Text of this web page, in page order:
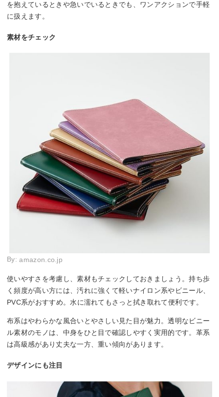
を抱えているときや急いでいるときでも、ワンアクションで手軽
に扱えます。
素材をチェック
By:amazon.co.jp
使いやすさを考慮し、素材もチェックしておきましょう。持ち歩
く頻度が高い方には、汚れに強くて軽いナイロン系やビニール、
PVC系がおすすめ。水に濡れてもさっと拭き取れて便利です。
布系はやわらかな風合いとやさしい見た目が魅力。透明なビニー
ル素材のモノは、中身をひと目で確認しやすく実用的です。革系
は高級感があり丈夫な一方、重い傾向があります。
デザインにも注目